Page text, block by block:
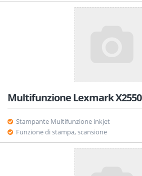
Multifunzione Lexmark X2550
Stampante Multifunzione inkjet
Funzione di stampa, scansione